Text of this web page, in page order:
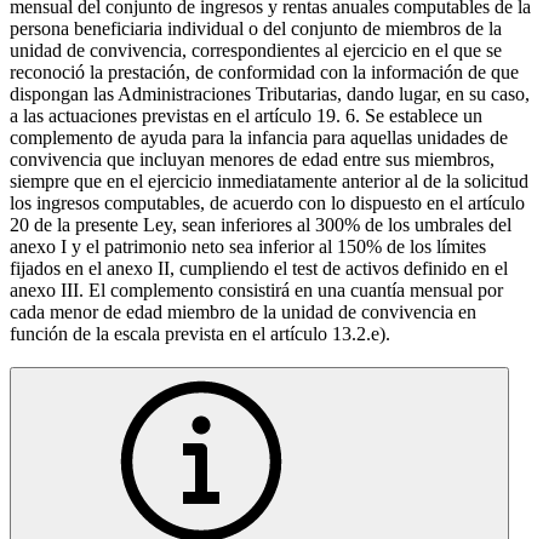
mensual del conjunto de ingresos y rentas anuales computables de la
persona beneficiaria individual o del conjunto de miembros de la
unidad de convivencia, correspondientes al ejercicio en el que se
reconoció la prestación, de conformidad con la información de que
dispongan las Administraciones Tributarias, dando lugar, en su caso,
a las actuaciones previstas en el artículo 19. 6. Se establece un
complemento de ayuda para la infancia para aquellas unidades de
convivencia que incluyan menores de edad entre sus miembros,
siempre que en el ejercicio inmediatamente anterior al de la solicitud
los ingresos computables, de acuerdo con lo dispuesto en el artículo
20 de la presente Ley, sean inferiores al 300% de los umbrales del
anexo I y el patrimonio neto sea inferior al 150% de los límites
fijados en el anexo II, cumpliendo el test de activos definido en el
anexo III. El complemento consistirá en una cuantía mensual por
cada menor de edad miembro de la unidad de convivencia en
función de la escala prevista en el artículo 13.2.e).